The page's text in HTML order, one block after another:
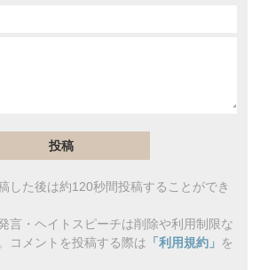
した後は約120秒間投稿することができ
言・ヘイトスピーチは削除や利用制限な
コメントを投稿する際は 「利用規約」 を